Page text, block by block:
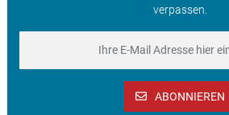
verpassen.
ABONNIEREN